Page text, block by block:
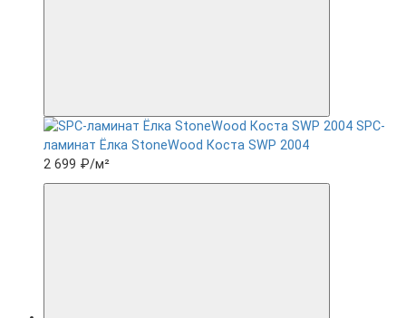
SPC-
ламинат Ëлка StoneWood Коста SWP 2004
2 699 ₽/м²